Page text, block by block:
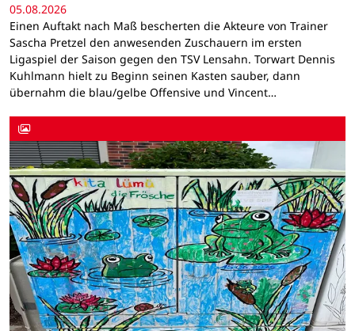
05.08.2026
Einen Auftakt nach Maß bescherten die Akteure von Trainer
Sascha Pretzel den anwesenden Zuschauern im ersten
Ligaspiel der Saison gegen den TSV Lensahn. Torwart Dennis
Kuhlmann hielt zu Beginn seinen Kasten sauber, dann
übernahm die blau/gelbe Offensive und Vincent…